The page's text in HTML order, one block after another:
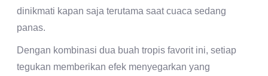
dinikmati kapan saja terutama saat cuaca sedang
panas.
Dengan kombinasi dua buah tropis favorit ini, setiap
tegukan memberikan efek menyegarkan yang